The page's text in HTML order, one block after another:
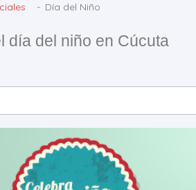
Día del Niño
día del niño en Cúcuta